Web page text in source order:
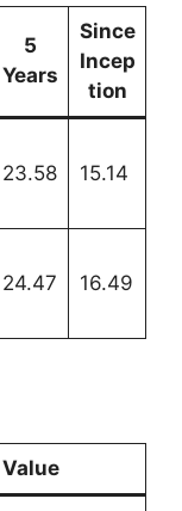
5
Years
Since
Incep
tion
23.58 15.14
24.47 16.49
Value